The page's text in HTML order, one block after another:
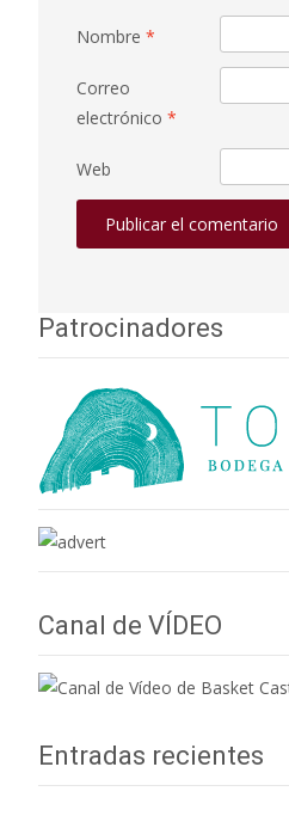
Nombre *
Correo
electrónico *
Web
Patrocinadores
Canal de VÍDEO
Entradas recientes